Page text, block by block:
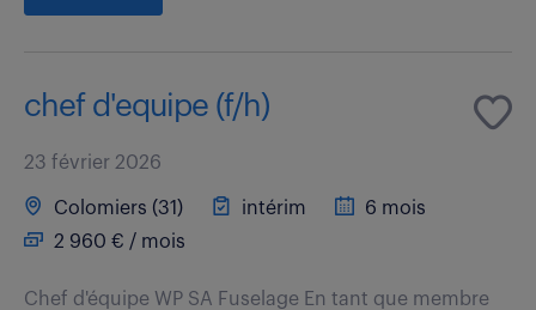
chef d'equipe (f/h)
23 février 2026
Colomiers (31) intérim
6 mois
2 960 € / mois
Chef d'équipe WP SA Fuselage En tant que membre